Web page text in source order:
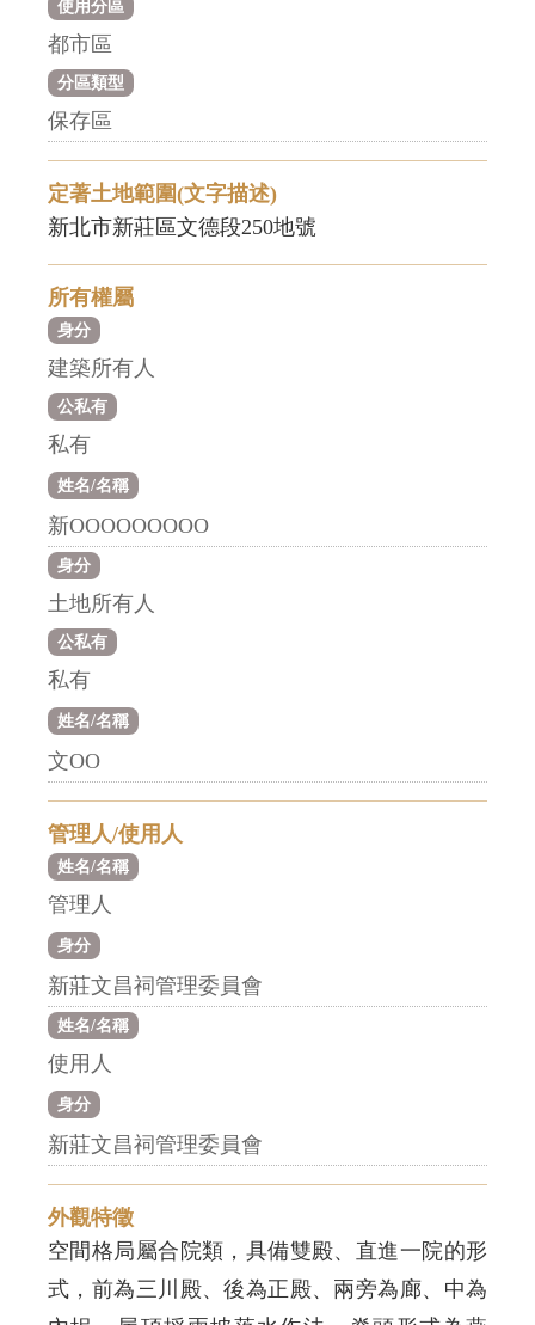
使用分區
都市區
分區類型
保存區
定著土地範圍(文字描述)
新北市新莊區文德段250地號
所有權屬
身分
建築所有人
公私有
私有
姓名/名稱
新OOOOOOOOO
身分
土地所有人
公私有
私有
姓名/名稱
文OO
管理人/使用人
姓名/名稱
管理人
身分
新莊文昌祠管理委員會
姓名/名稱
使用人
身分
新莊文昌祠管理委員會
外觀特徵
空間格局屬合院類，具備雙殿、直進一院的形
式，前為三川殿、後為正殿、兩旁為廊、中為